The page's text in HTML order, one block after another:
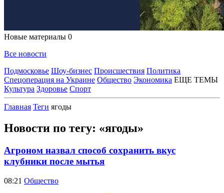
Новые материалы 0
Все новости
Подмосковье Шоу-бизнес Происшествия Политика
Спецоперация на Украине Общество Экономика ЕЩЕ ТЕМЫ
Культура Здоровье Спорт
Главная Теги ягоды
Новости по тегу: «ягоды»
Агроном назвал способ сохранить вкус
клубники после мытья
08:21 Общество